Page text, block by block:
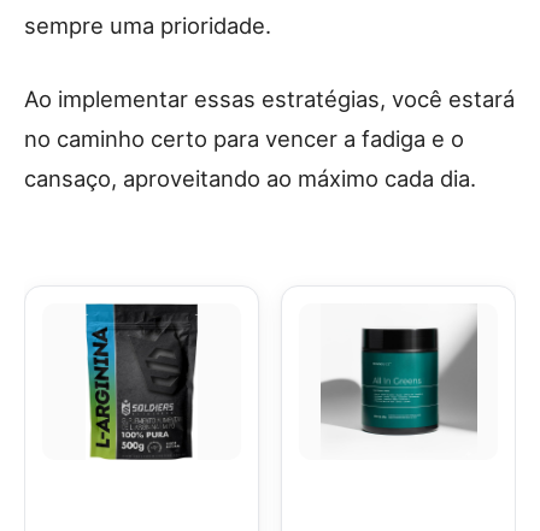
sempre uma prioridade.
Ao implementar essas estratégias, você estará
no caminho certo para vencer a fadiga e o
cansaço, aproveitando ao máximo cada dia.